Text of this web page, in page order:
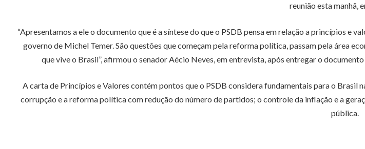
reunião esta manhã,
“Apresentamos a ele o documento que é a síntese do que o PSDB pensa em relação a princípios
governo de Michel Temer. São questões que começam pela reforma política, passam pela área
que vive o Brasil”, afirmou o senador Aécio Neves, em entrevista, após entregar o
A carta de Princípios e Valores contém pontos que o PSDB considera fundamentais para o
corrupção e a reforma política com redução do número de partidos; o controle da inflação e a
pública.